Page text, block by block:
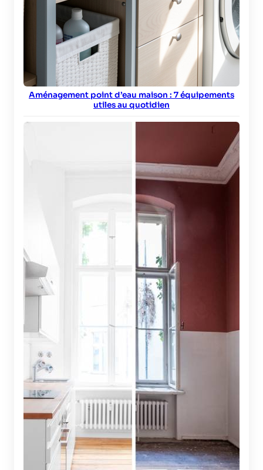
Aménagement point d’eau maison : 7 équipements
utiles au quotidien